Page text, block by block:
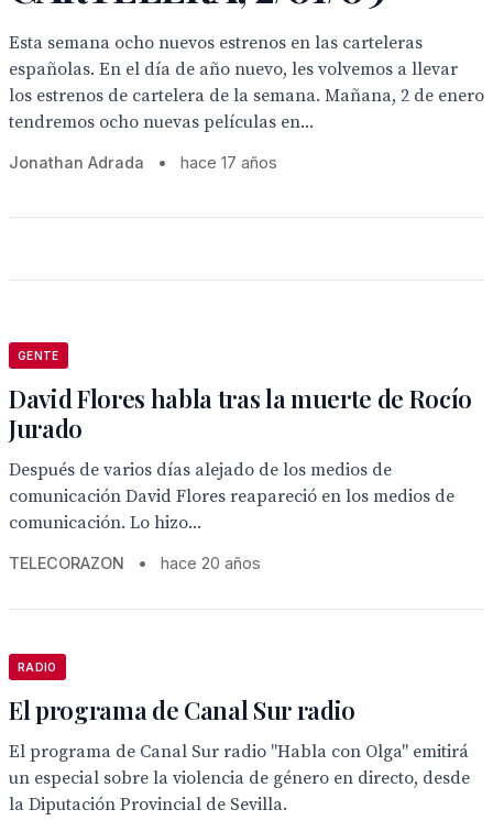
Esta semana ocho nuevos estrenos en las carteleras
españolas. En el día de año nuevo, les volvemos a llevar
los estrenos de cartelera de la semana. Mañana, 2 de enero
tendremos ocho nuevas películas en...
Jonathan Adrada • hace 17 años
GENTE
David Flores habla tras la muerte de Rocío
Jurado
Después de varios días alejado de los medios de
comunicación David Flores reapareció en los medios de
comunicación. Lo hizo...
TELECORAZON • hace 20 años
RADIO
El programa de Canal Sur radio
El programa de Canal Sur radio "Habla con Olga" emitirá
un especial sobre la violencia de género en directo, desde
la Diputación Provincial de Sevilla.